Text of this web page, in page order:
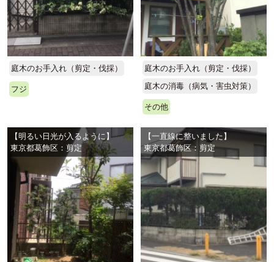
庭木のお手入れ（剪定・伐採）
フジ
庭木のお手入れ（剪定・伐採）
庭木の消毒（病気・害虫対策）
その他
【明るい日光が入るように】
東京都葛飾区：剪定
【一直線に整いました】
東京都葛飾区：剪定